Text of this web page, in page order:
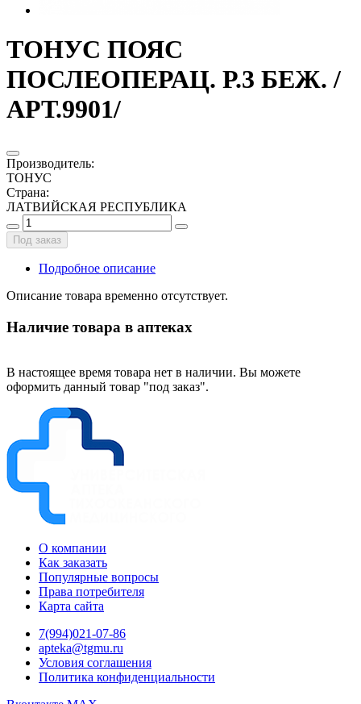
ТОНУС ПОЯС
ПОСЛЕОПЕРАЦ. Р.3 БЕЖ. /
АРТ.9901/
Производитель:
ТОНУС
Страна:
ЛАТВИЙСКАЯ РЕСПУБЛИКА
Под заказ
Подробное описание
Описание товара временно отсутствует.
Наличие товара в аптеках
В настоящее время товара нет в наличии. Вы можете
оформить данный товар "под заказ".
О компании
Как заказать
Популярные вопросы
Права потребителя
Карта сайта
7(994)021-07-86
apteka@tgmu.ru
Условия соглашения
Политика конфиденциальности